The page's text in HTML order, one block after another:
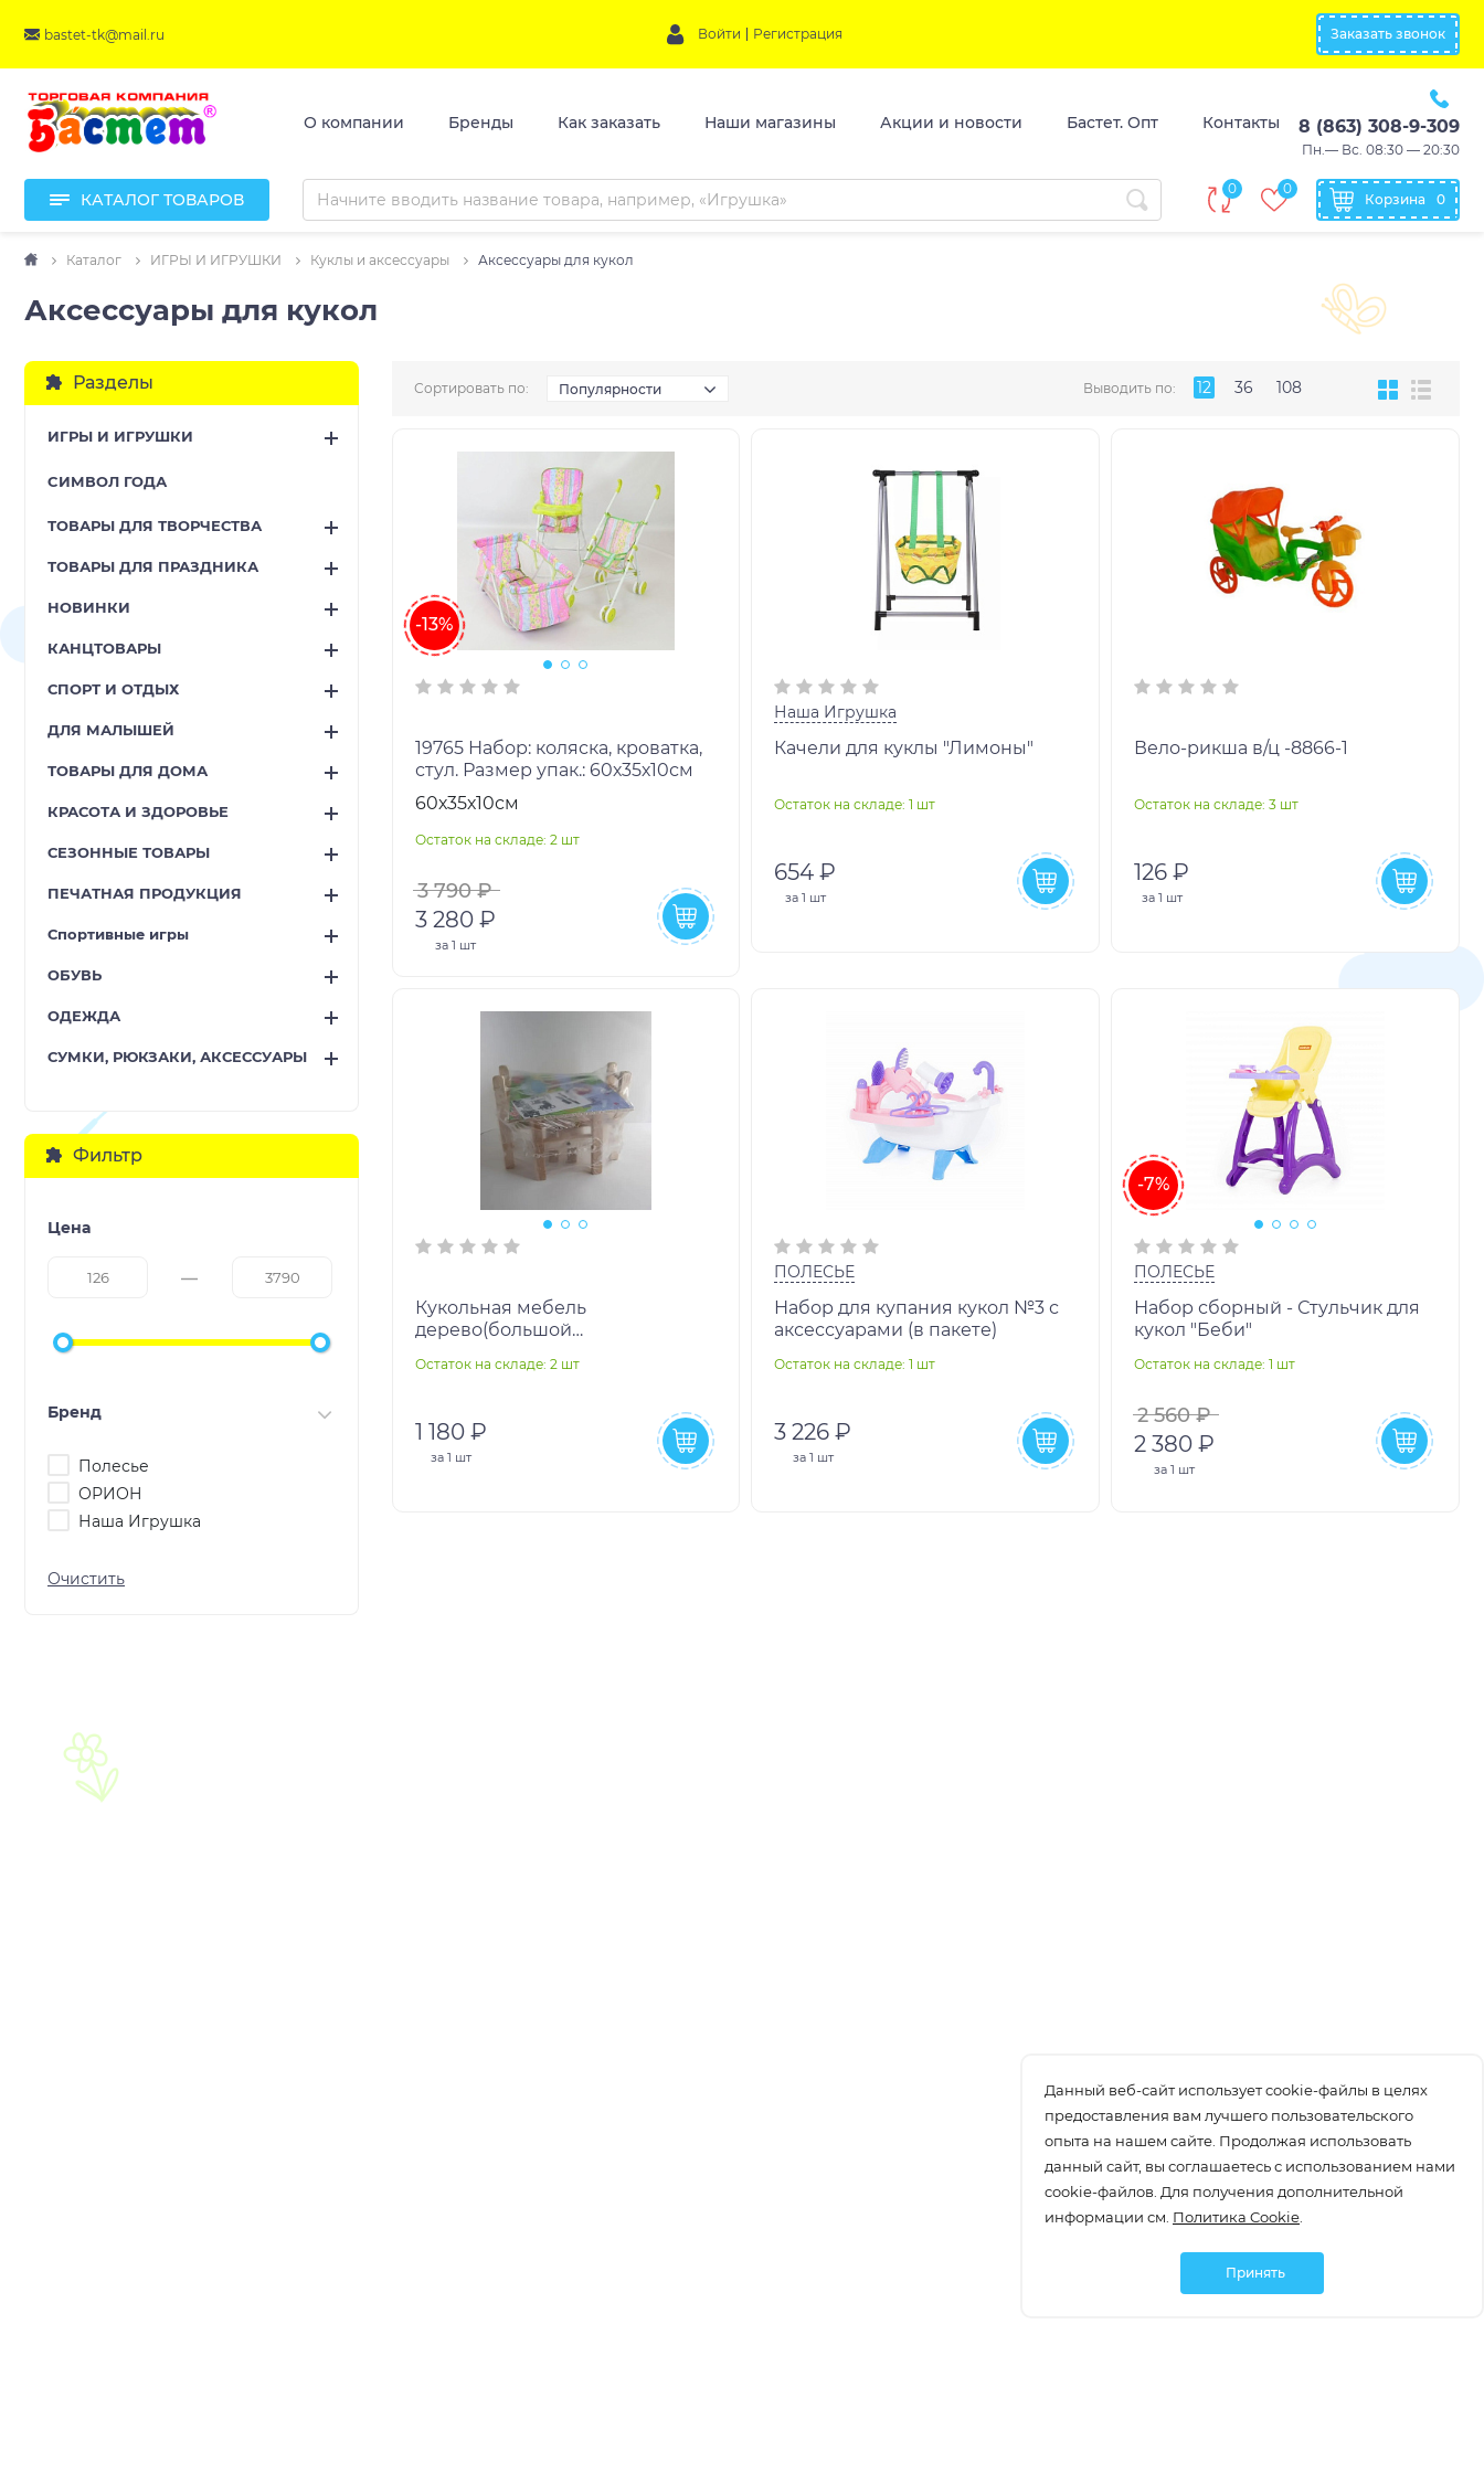
bastet-tk@mail.ru Войти Регистрация Заказать звонок
О компании Бренды Как заказать Наши магазины Акции и новости Бастет. Опт Контакты 8 (863) 308-9-309
Пн.— Вс. 08:30 — 20:30
КАТАЛОГ ТОВАРОВ
0 0
Корзина 0
Каталог ИГРЫ И ИГРУШКИ Куклы и аксессуары Аксессуары для кукол
Аксессуары для кукол
Разделы
ИГРЫ И ИГРУШКИ
CИМВОЛ ГОДА
ТОВАРЫ ДЛЯ ТВОРЧЕСТВА
ТОВАРЫ ДЛЯ ПРАЗДНИКА
НОВИНКИ
КАНЦТОВАРЫ
СПОРТ И ОТДЫХ
ДЛЯ МАЛЫШЕЙ
ТОВАРЫ ДЛЯ ДОМА
КРАСОТА И ЗДОРОВЬЕ
СЕЗОННЫЕ ТОВАРЫ
ПЕЧАТНАЯ ПРОДУКЦИЯ
Спортивные игры
ОБУВЬ
ОДЕЖДА
СУМКИ, РЮКЗАКИ, АКСЕССУАРЫ
Фильтр
Цена
Бренд
Полесье
ОРИОН
Наша Игрушка
Сортировать по: Популярности Выводить по: 12 36 108
-13%
19765 Набор: коляска, кроватка,
стул. Размер упак.: 60х35х10см
60х35х10см
Остаток на складе: 2 шт
3 790 ₽
3 280 ₽
за 1 шт
Наша Игрушка
Качели для куклы "Лимоны"
Остаток на складе: 1 шт
654 ₽
за 1 шт
Вело-рикша в/ц -8866-1
Остаток на складе: 3 шт
126 ₽
за 1 шт
Кукольная мебель
дерево(большой
Остаток на складе: 2 шт
1 180 ₽
за 1 шт
ПОЛЕСЬЕ
Набор для купания кукол №3 с
аксессуарами (в пакете)
Остаток на складе: 1 шт
3 226 ₽
за 1 шт
-7%
ПОЛЕСЬЕ
Набор сборный - Стульчик для
кукол "Беби"
Остаток на складе: 1 шт
2 560 ₽
2 380 ₽
за1 шт
Данный веб-сайт использует cookie-файлы в целях
предоставления вам лучшего пользовательского
опыта на нашем сайте. Продолжая использовать
данный сайт, вы соглашаетесь с использованием нами
cookie-файлов. Для получения дополнительной
информации см. Политика Cookie
Принять